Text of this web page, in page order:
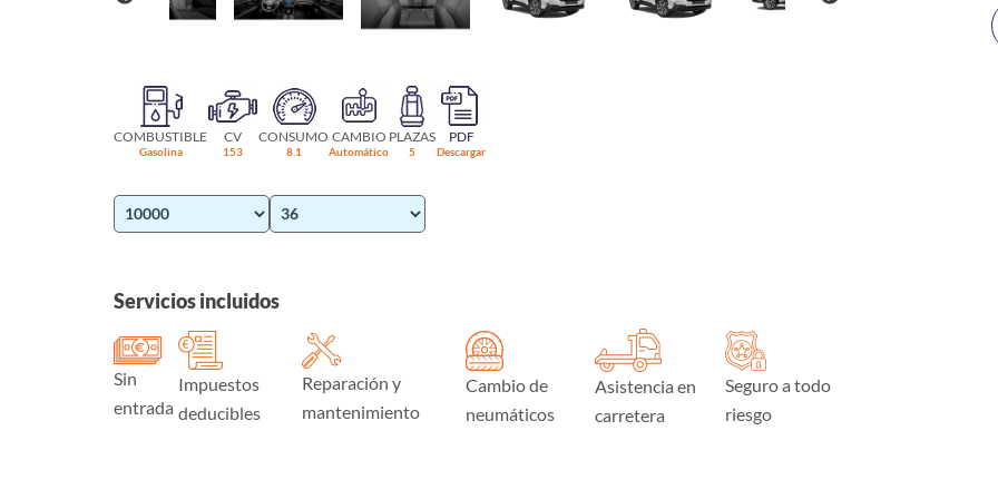
COMBUSTIBLE
Gasolina
CV
153
CONSUMO
8.1
CAMBIO
Automático
PLAZAS
5
PDF
Descargar
Servicios incluidos
Sin
entrada
Impuestos
deducibles
Reparación y
mantenimiento
Cambio de
neumáticos
Asistencia en
carretera
Seguro a todo
riesgo